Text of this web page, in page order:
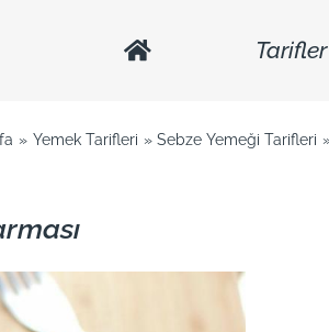
Tarifler
Yemek Tarifleri Sebze Yemeği Tarifleri